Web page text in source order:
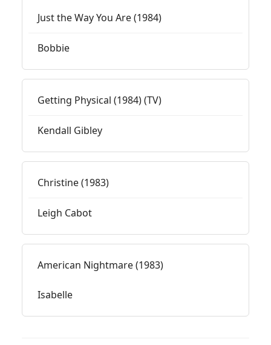
Just the Way You Are (1984)
Bobbie
Getting Physical (1984) (TV)
Kendall Gibley
Christine (1983)
Leigh Cabot
American Nightmare (1983)
Isabelle